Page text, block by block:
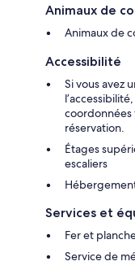
Animaux de
Animaux de
Accessibilité
Si vous avez
réservation.
Étages
escaliers
Services et
Fer et
Service de